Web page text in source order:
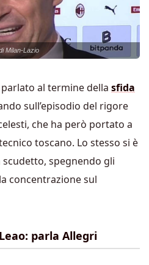
Milan-Lazio
al termine della sfida
sull’episodio del rigore
che ha però portato a
toscano. Lo stesso si è
spegnendo gli
concentrazione sul
parla Allegri